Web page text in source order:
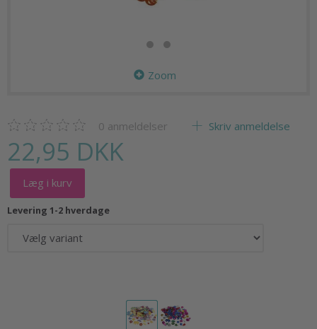
Zoom
0 anmeldelser Skriv anmeldelse
22,95 DKK
Læg i kurv
Levering 1-2 hverdage